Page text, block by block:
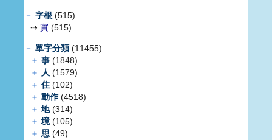
－ 字根 (515)
⇢ 實 (515)
－ 單字分類(11455)
＋ 事 (1848)
＋ 人 (1579)
＋ 住 (102)
＋ 動作(4518)
＋ 地(314)
＋ 境(105)
＋ 思 (49)